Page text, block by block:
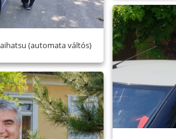
(automata váltós)